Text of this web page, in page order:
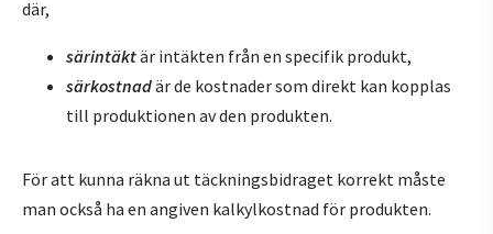
där,
särintäktär intäkten från en specifik produkt,
särkostnadär de kostnader som direkt kan kopplas
till produktionen av den produkten.
För att kunna räkna ut täckningsbidraget korrekt måste
man också ha en angiven kalkylkostnad för produkten.